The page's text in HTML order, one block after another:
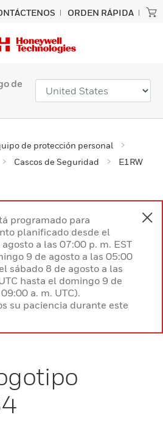
ORDEN RÁPIDA
de
de protección personal
Cascos de Seguridad
E1RW
programado para
planificado desde el
a las 07:00 p. m. EST
9 de agosto a las 05:00
sábado 8 de agosto a las
hasta el domingo 9 de
a. m. UTC).
su paciencia durante este